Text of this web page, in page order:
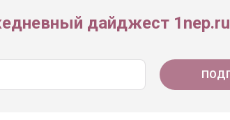
дайджест 1nep.ru